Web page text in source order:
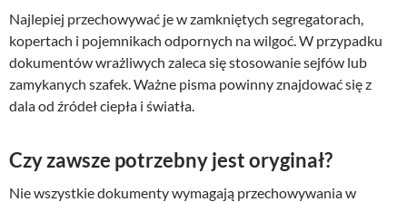
Najlepiej przechowywać je w zamkniętych segregatorach,
kopertach i pojemnikach odpornych na wilgoć. W przypadku
dokumentów wrażliwych zaleca się stosowanie sejfów lub
zamykanych szafek. Ważne pisma powinny znajdować się z
dala od źródeł ciepła i światła.
Czy zawsze potrzebny jest oryginał?
Nie wszystkie dokumenty wymagają przechowywania w